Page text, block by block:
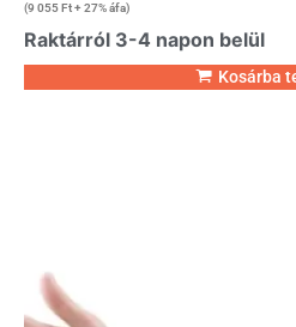
(9 055Ft+ 27% áfa)
Raktárról 3-4 napon belül
Kosárba